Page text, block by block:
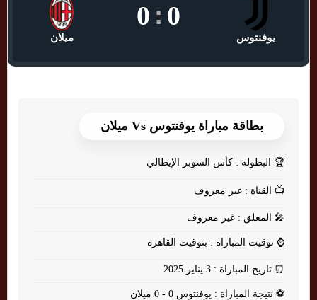
يوفنتوس
0
:
0
ميلان
بطاقة مباراة يوفنتوس Vs ميلان
🏆 البطولة : كأس السوبر الإيطالي
📺 القناة : غير معروف
🎤 المعلق : غير معروف
⌚ توقيت المباراة : بتوقيت القاهرة
⏰ تاريخ المباراة : 3 يناير 2025
⚽ نتيجة المباراة : يوفنتوس 0 - 0 ميلان